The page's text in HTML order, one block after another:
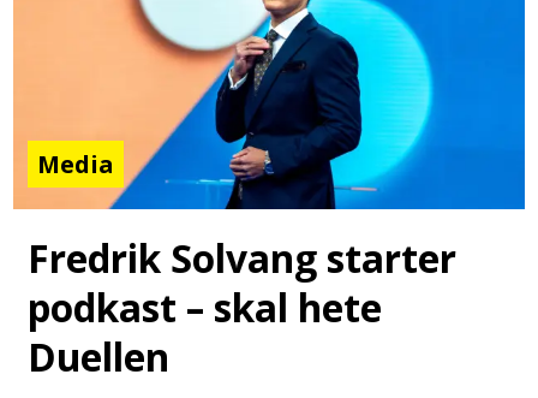
Media
Fredrik Solvang starter
podkast – skal hete
Duellen